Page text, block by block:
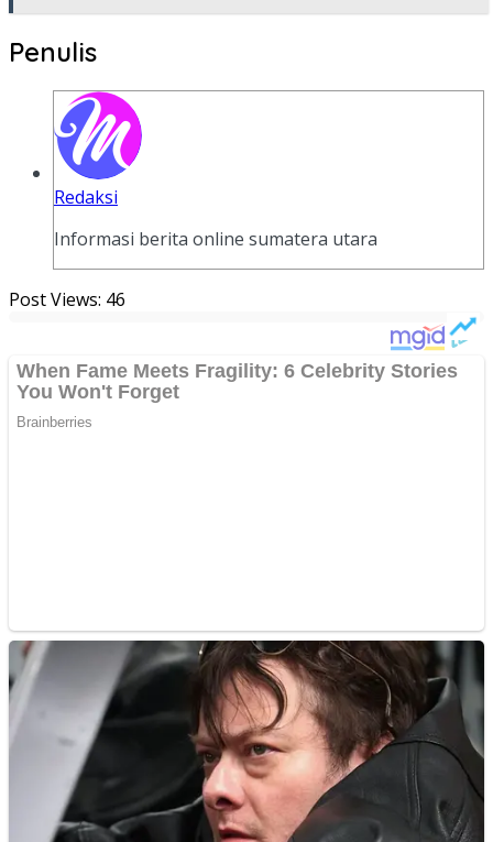
Penulis
Redaksi
Informasi berita online sumatera utara
Post Views: 46